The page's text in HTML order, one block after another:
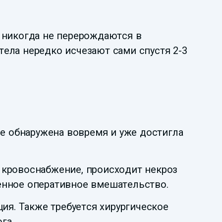
не перерождаются в
нередко исчезают сами спустя 2-3
обнаружена вовремя и уже достигла
происходит некроз
оперативное вмешательство.
Также требуется хирургическое